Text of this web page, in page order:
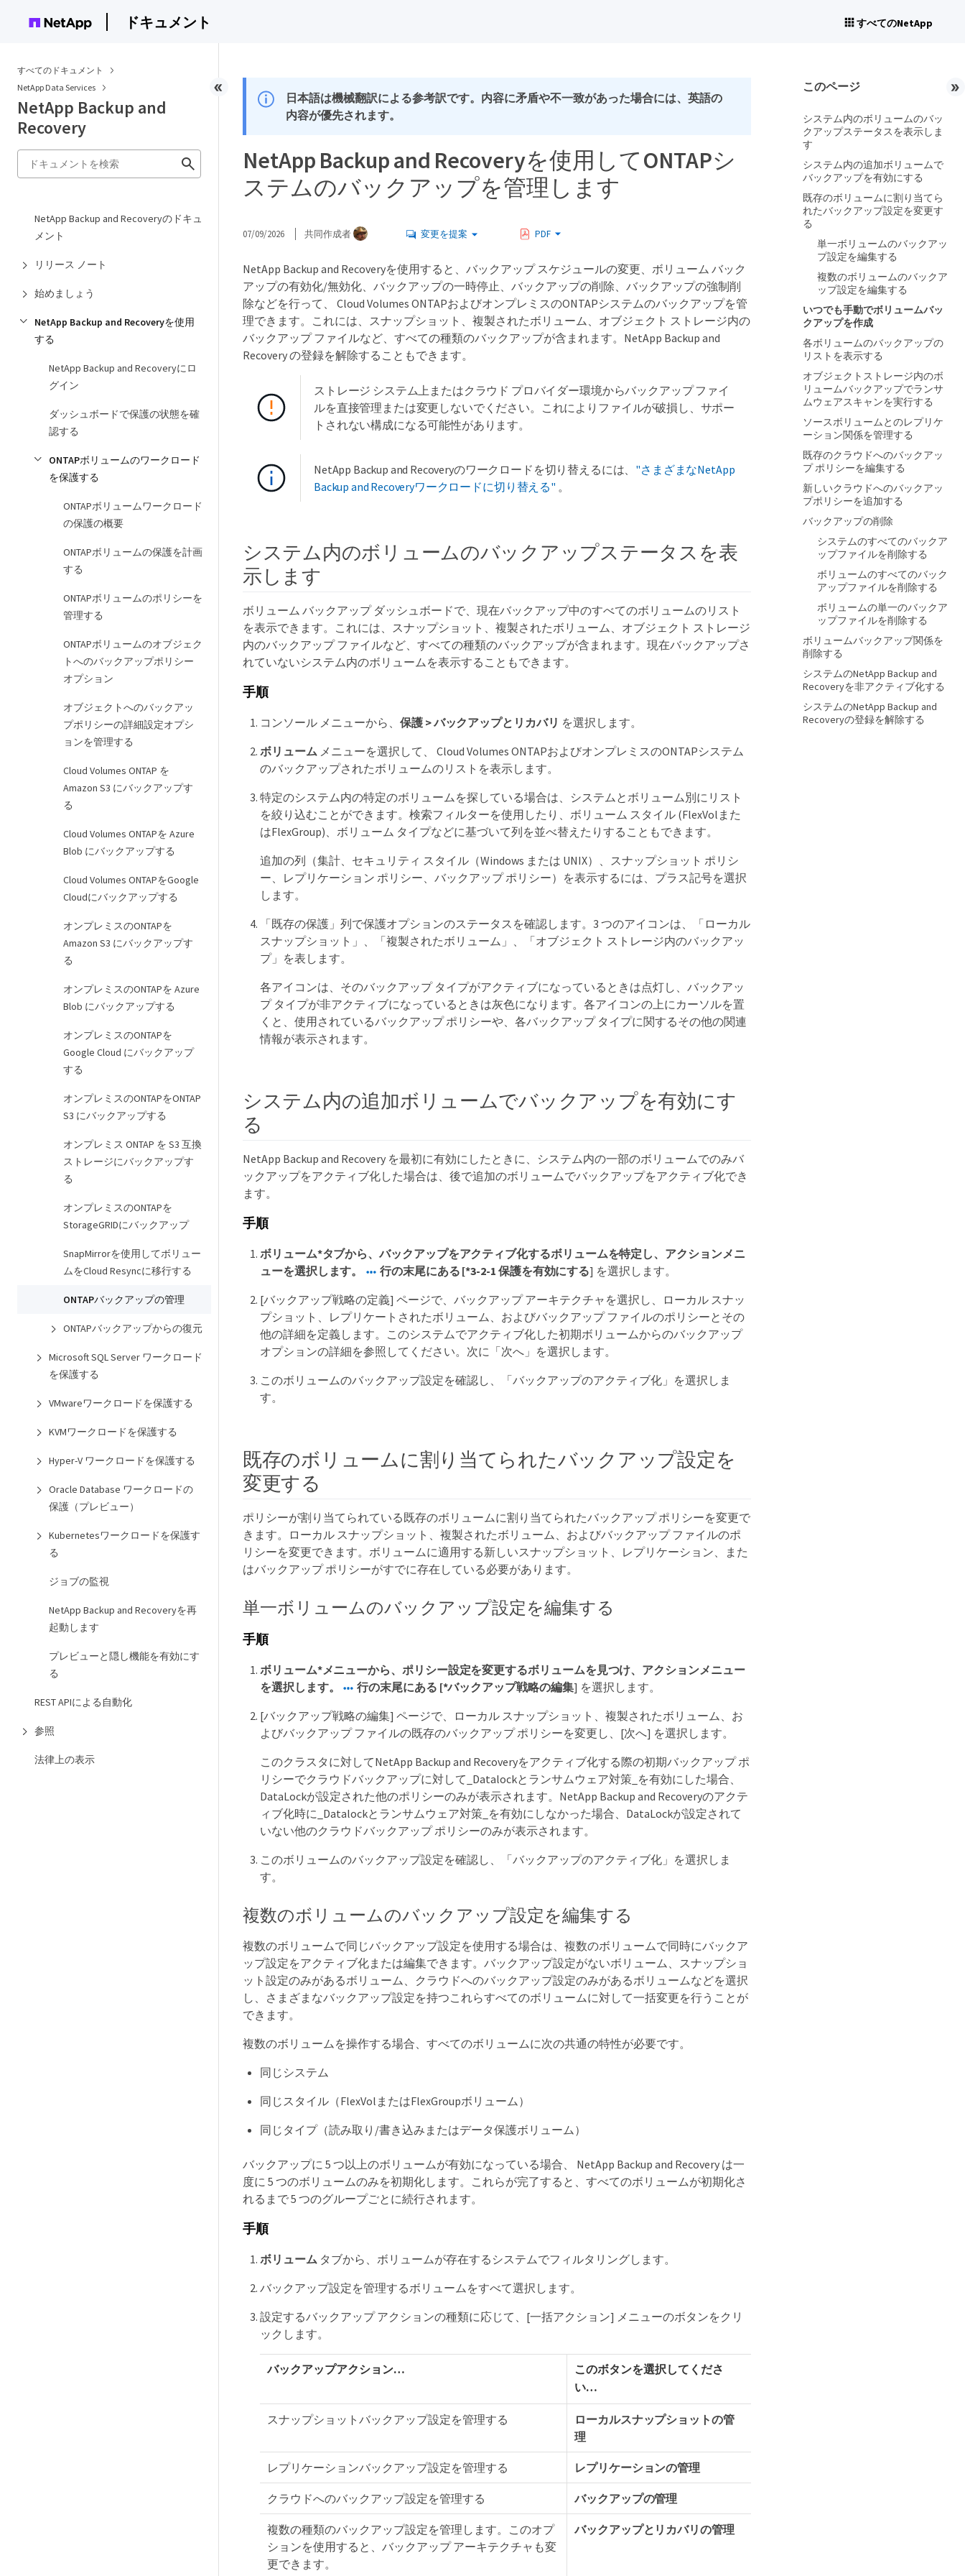
ドキュメント すべてのNetApp
すべてのドキュメント
NetApp Data Services
NetApp Backup and
Recovery
NetApp Backup and Recoveryのドキュ
メント
リリース ノート
始めましょう
NetApp Backup and Recoveryを使用
する
NetApp Backup and Recoveryにロ
グイン
ダッシュボードで保護の状態を確
認する
ONTAPボリュームのワークロード
を保護する
ONTAPボリュームワークロード
の保護の概要
ONTAPボリュームの保護を計画
する
ONTAPボリュームのポリシーを
管理する
ONTAPボリュームのオブジェク
トへのバックアップポリシー
オプション
オブジェクトへのバックアッ
プポリシーの詳細設定オプシ
ョンを管理する
Cloud Volumes ONTAP を
Amazon S3 にバックアップす
る
Cloud Volumes ONTAPを Azure
Blob にバックアップする
Cloud Volumes ONTAPをGoogle
Cloudにバックアップする
オンプレミスのONTAPを
Amazon S3 にバックアップす
る
オンプレミスのONTAPを Azure
Blob にバックアップする
オンプレミスのONTAPを
Google Cloud にバックアップ
する
オンプレミスのONTAPをONTAP
S3 にバックアップする
オンプレミス ONTAP を S3 互換
ストレージにバックアップす
る
オンプレミスのONTAPを
StorageGRIDにバックアップ
SnapMirrorを使用してボリュー
ムをCloud Resyncに移行する
ONTAPバックアップの管理
ONTAPバックアップからの復元
Microsoft SQL Server ワークロード
を保護する
VMwareワークロードを保護する
KVMワークロードを保護する
Hyper-V ワークロードを保護する
Oracle Database ワークロードの
保護（プレビュー）
Kubernetesワークロードを保護す
る
ジョブの監視
NetApp Backup and Recoveryを再
起動します
プレビューと隠し機能を有効にす
る
REST APIによる自動化
参照
法律上の表示
日本語は機械翻訳による参考訳です。内容に矛盾や不一致があった場合には、英語の
内容が優先されます。
NetApp Backup and Recoveryを使用してONTAPシ
ステムのバックアップを管理します
07/09/2026 共同作成者 変更を提案 PDF
NetApp Backup and Recoveryを使用すると、バックアップ スケジュールの変更、ボリューム バック
アップの有効化/無効化、バックアップの一時停止、バックアップの削除、バックアップの強制削
除などを行って、 Cloud Volumes ONTAPおよびオンプレミスのONTAPシステムのバックアップを管
理できます。これには、スナップショット、複製されたボリューム、オブジェクト ストレージ内の
バックアップ ファイルなど、すべての種類のバックアップが含まれます。NetApp Backup and
Recovery の登録を解除することもできます。
ストレージ システム上またはクラウド プロバイダー環境からバックアップ ファイ
ルを直接管理または変更しないでください。これによりファイルが破損し、サポー
トされない構成になる可能性があります。
NetApp Backup and Recoveryのワークロードを切り替えるには、 "さまざまなNetApp
Backup and Recoveryワークロードに切り替える" 。
システム内のボリュームのバックアップステータスを表
示します
ボリューム バックアップ ダッシュボードで、現在バックアップ中のすべてのボリュームのリスト
を表示できます。これには、スナップショット、複製されたボリューム、オブジェクト ストレージ
内のバックアップ ファイルなど、すべての種類のバックアップが含まれます。現在バックアップさ
れていないシステム内のボリュームを表示することもできます。
手順
コンソール メニューから、 保護 > バックアップとリカバリ を選択します。
ボリュームメニューを選択して、 Cloud Volumes ONTAPおよびオンプレミスのONTAPシステム
のバックアップされたボリュームのリストを表示します。
特定のシステム内の特定のボリュームを探している場合は、システムとボリューム別にリスト
を絞り込むことができます。検索フィルターを使用したり、ボリューム スタイル (FlexVolまた
はFlexGroup)、ボリューム タイプなどに基づいて列を並べ替えたりすることもできます。
追加の列（集計、セキュリティ スタイル（Windows または UNIX）、スナップショット ポリシ
ー、レプリケーション ポリシー、バックアップ ポリシー）を表示するには、プラス記号を選択
します。
「既存の保護」列で保護オプションのステータスを確認します。3 つのアイコンは、「ローカル
スナップショット」、「複製されたボリューム」、「オブジェクト ストレージ内のバックアッ
プ」を表します。
各アイコンは、そのバックアップ タイプがアクティブになっているときは点灯し、バックアッ
プ タイプが非アクティブになっているときは灰色になります。各アイコンの上にカーソルを置
くと、使用されているバックアップ ポリシーや、各バックアップ タイプに関するその他の関連
情報が表示されます。
システム内の追加ボリュームでバックアップを有効にす
る
NetApp Backup and Recovery を最初に有効にしたときに、システム内の一部のボリュームでのみバ
ックアップをアクティブ化した場合は、後で追加のボリュームでバックアップをアクティブ化でき
ます。
手順
ボリューム*タブから、バックアップをアクティブ化するボリュームを特定し、アクションメニ
ューを選択します。
行の末尾にある [*3-2-1 保護を有効にする] を選択します。
[バックアップ戦略の定義] ページで、バックアップ アーキテクチャを選択し、ローカル スナッ
プショット、レプリケートされたボリューム、およびバックアップ ファイルのポリシーとその
他の詳細を定義します。このシステムでアクティブ化した初期ボリュームからのバックアップ
オプションの詳細を参照してください。次に「次へ」を選択します。
このボリュームのバックアップ設定を確認し、「バックアップのアクティブ化」を選択しま
す。
既存のボリュームに割り当てられたバックアップ設定を
変更する
ポリシーが割り当てられている既存のボリュームに割り当てられたバックアップ ポリシーを変更で
きます。ローカル スナップショット、複製されたボリューム、およびバックアップ ファイルのポ
リシーを変更できます。ボリュームに適用する新しいスナップショット、レプリケーション、また
はバックアップ ポリシーがすでに存在している必要があります。
単一ボリュームのバックアップ設定を編集する
手順
ボリューム*メニューから、ポリシー設定を変更するボリュームを見つけ、アクションメニュー
を選択します。
行の末尾にある [*バックアップ戦略の編集] を選択します。
[バックアップ戦略の編集] ページで、ローカル スナップショット、複製されたボリューム、お
よびバックアップ ファイルの既存のバックアップ ポリシーを変更し、[次へ] を選択します。
このクラスタに対してNetApp Backup and Recoveryをアクティブ化する際の初期バックアップ ポ
リシーでクラウドバックアップに対して_Datalockとランサムウェア対策_を有効にした場合、
DataLockが設定された他のポリシーのみが表示されます。NetApp Backup and Recoveryのアクテ
ィブ化時に_Datalockとランサムウェア対策_を有効にしなかった場合、DataLockが設定されて
いない他のクラウドバックアップ ポリシーのみが表示されます。
このボリュームのバックアップ設定を確認し、「バックアップのアクティブ化」を選択しま
す。
複数のボリュームのバックアップ設定を編集する
複数のボリュームで同じバックアップ設定を使用する場合は、複数のボリュームで同時にバックア
ップ設定をアクティブ化または編集できます。バックアップ設定がないボリューム、スナップショ
ット設定のみがあるボリューム、クラウドへのバックアップ設定のみがあるボリュームなどを選択
し、さまざまなバックアップ設定を持つこれらすべてのボリュームに対して一括変更を行うことが
できます。
複数のボリュームを操作する場合、すべてのボリュームに次の共通の特性が必要です。
同じシステム
同じスタイル（FlexVolまたはFlexGroupボリューム）
同じタイプ（読み取り/書き込みまたはデータ保護ボリューム）
バックアップに 5 つ以上のボリュームが有効になっている場合、 NetApp Backup and Recovery は一
度に 5 つのボリュームのみを初期化します。これらが完了すると、すべてのボリュームが初期化さ
れるまで 5 つのグループごとに続行されます。
手順
ボリュームタブから、ボリュームが存在するシステムでフィルタリングします。
バックアップ設定を管理するボリュームをすべて選択します。
設定するバックアップ アクションの種類に応じて、[一括アクション] メニューのボタンをクリ
ックします。
バックアップアクション…​
このボタンを選択してくださ
い…​
スナップショットバックアップ設定を管理する
ローカルスナップショットの管
理
レプリケーションバックアップ設定を管理する レプリケーションの管理
クラウドへのバックアップ設定を管理する バックアップの管理
複数の種類のバックアップ設定を管理します。このオプ
ションを使用すると、バックアップ アーキテクチャも変
更できます。
バックアップとリカバリの管理
このページ
システム内のボリュームのバッ
クアップステータスを表示しま
す
システム内の追加ボリュームで
バックアップを有効にする
既存のボリュームに割り当てら
れたバックアップ設定を変更す
る
単一ボリュームのバックアッ
プ設定を編集する
複数のボリュームのバックア
ップ設定を編集する
いつでも手動でボリュームバッ
クアップを作成
各ボリュームのバックアップの
リストを表示する
オブジェクトストレージ内のボ
リュームバックアップでランサ
ムウェアスキャンを実行する
ソースボリュームとのレプリケ
ーション関係を管理する
既存のクラウドへのバックアッ
プ ポリシーを編集する
新しいクラウドへのバックアッ
プポリシーを追加する
バックアップの削除
システムのすべてのバックア
ップファイルを削除する
ボリュームのすべてのバック
アップファイルを削除する
ボリュームの単一のバックア
ップファイルを削除する
ボリュームバックアップ関係を
削除する
システムのNetApp Backup and
Recoveryを非アクティブ化する
システムのNetApp Backup and
Recoveryの登録を解除する